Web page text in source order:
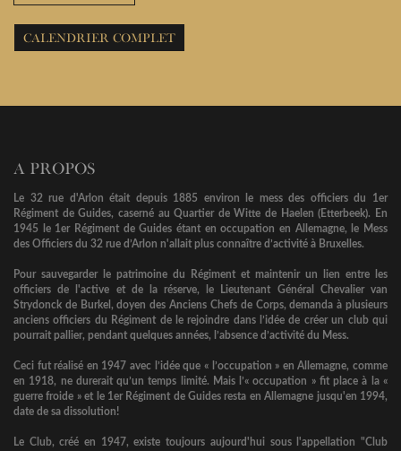
CALENDRIER COMPLET
A PROPOS
Le 32 rue d'Arlon était depuis 1885 environ le mess des officiers du 1er
Régiment de Guides, caserné au Quartier de Witte de Haelen (Etterbeek). En
1945 le 1er Régiment de Guides étant en occupation en Allemagne, le Mess
des Officiers du 32 rue d’Arlon n'allait plus connaître d’activité à Bruxelles.
Pour sauvegarder le patrimoine du Régiment et maintenir un lien entre les
officiers de l'active et de la réserve, le Lieutenant Général Chevalier van
Strydonck de Burkel, doyen des Anciens Chefs de Corps, demanda à plusieurs
anciens officiers du Régiment de le rejoindre dans l’idée de créer un club qui
pourrait pallier, pendant quelques années, l’absence d’activité du Mess.
Ceci fut réalisé en 1947 avec l’idée que « l’occupation » en Allemagne, comme
en 1918, ne durerait qu’un temps limité. Mais l’« occupation » fit place à la «
guerre froide » et le 1er Régiment de Guides resta en Allemagne jusqu'en 1994,
date de sa dissolution!
Le Club, créé en 1947, existe toujours aujourd'hui sous l'appellation "Club